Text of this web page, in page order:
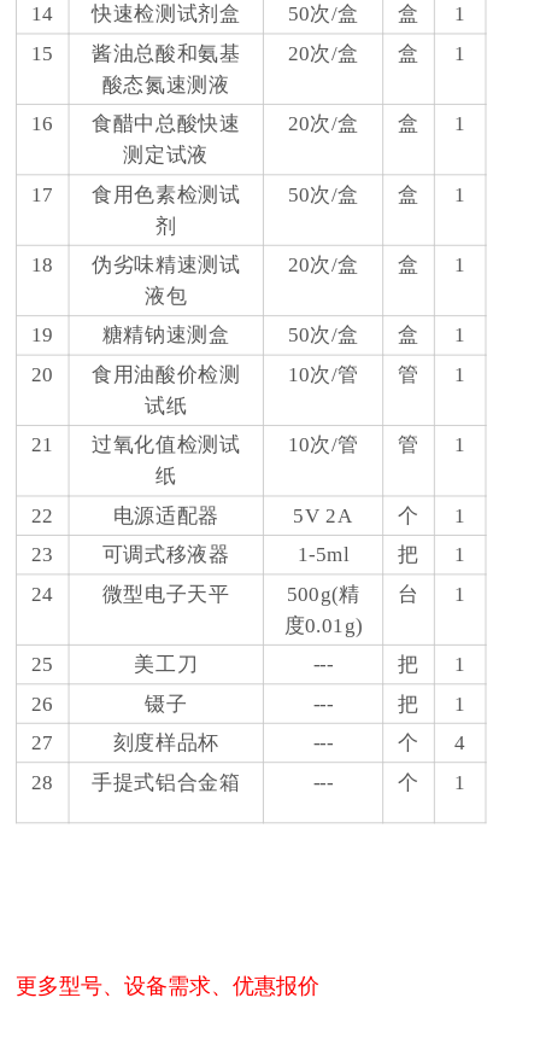
14 快速检测试剂盒 50次/盒 盒
1
15
酱油总酸和氨基
酸态氮速测液
20次/盒 盒 1
16
食醋中总酸快速
测定试液
20次/盒 盒 1
17
食用色素检测试
剂
50次/盒 盒 1
18
伪劣味精速测试
液包
20次/盒 盒 1
19 糖精钠速测盒 50次/盒 盒
1
20
食用油酸价检测
试纸
10次/管 管 1
21 过氧化值检测试
纸
10次/管 管 1
22 电源适配器 5V 2A 个
1
23
可调式移液器 1-5ml 把 1
24 微型电子天平 500g(精
度0.01g)
台 1
25 美工刀 --- 把
1
26
镊子 --- 把
1
27
刻度样品杯 --- 个
4
28
手提式铝合金箱 --- 个 1
更多型号、设备需求、优惠报价